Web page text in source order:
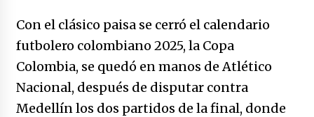
no manda marinero.
04/01/2026
Otro regalo navideño de Petrosky, al caído
caerle
Con el clásico paisa se cerró el calendario
futbolero colombiano 2025, la Copa
Colombia, se quedó en manos de Atlético
Nacional, después de disputar contra
Medellín los dos partidos de la final, donde